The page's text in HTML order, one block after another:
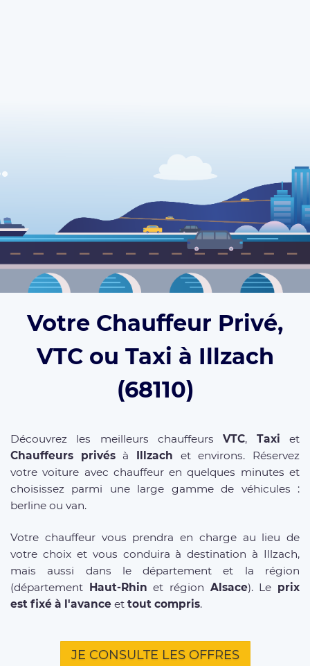
Votre Chauffeur Privé,
VTC ou Taxi à Illzach
(68110)
Découvrez les meilleurs chauffeursVTC, Taxi et
Chauffeurs privésà Illzach et environs. Réservez
votre voiture avec chauffeur en quelques minutes et
choisissez parmi une large gamme de véhicules :
berline ou van.
Votre chauffeur vous prendra en charge au lieu de
votre choix et vous conduira à destination à Illzach,
mais aussi dans le département et la région
(département Haut-Rhin et région Alsace). Le prix
est fixé à l'avance et tout compris.
JE CONSULTE LES OFFRES